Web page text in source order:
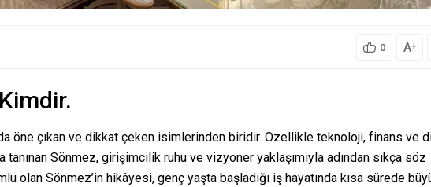
0 A+
öne çıkan ve dikkat çeken isimlerinden biridir. Özellikle teknoloji, finans ve
tanınan Sönmez, girişimcilik ruhu ve vizyoner yaklaşımıyla adından sıkça söz
olan Sönmez’in hikâyesi, genç yaşta başladığı iş hayatında kısa sürede